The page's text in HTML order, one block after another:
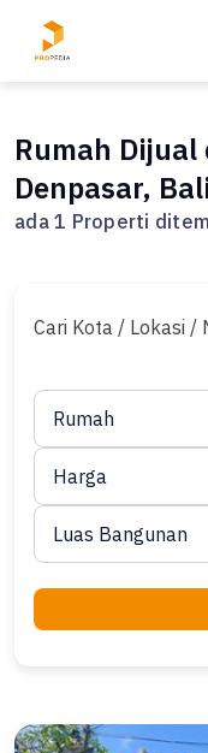
Rumah
Denpasar,
ada 1 Properti
Cari Kota / Lokasi /
Rumah
Harga
Luas Bangunan